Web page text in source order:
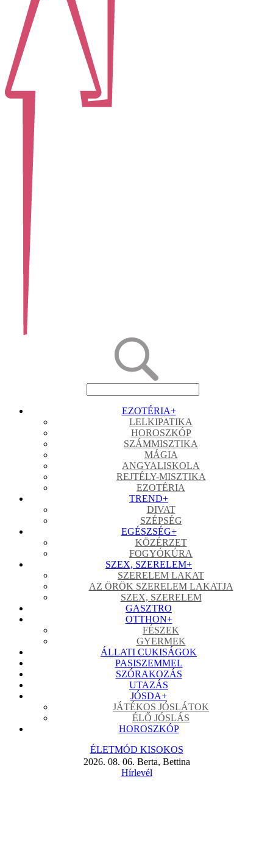
EZOTÉRIA+
LELKIPATIKA
HOROSZKÓP
SZÁMMISZTIKA
MÁGIA
ANGYALISKOLA
REJTÉLY-MISZTIKA
EZOTÉRIA
TREND+
DIVAT
SZÉPSÉG
EGÉSZSÉG+
KÖZÉRZET
FOGYÓKÚRA
SZEX, SZERELEM+
SZERELEM LAKAT
AZ ÖRÖK SZERELEM LAKATJA
SZEX, SZERELEM
GASZTRO
OTTHON+
FÉSZEK
GYERMEK
ÁLLATI CUKISÁGOK
PASISZEMMEL
SZÓRAKOZÁS
UTAZÁS
JÓSDA+
JÁTÉKOS JÓSLÁTOK
ÉLŐ JÓSLÁS
HOROSZKÓP
ÉLETMÓD KISOKOS
2026. 08. 06. Berta, Bettina
Hírlevél